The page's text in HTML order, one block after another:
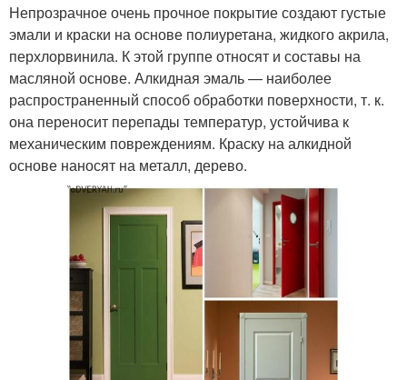
Непрозрачное очень прочное покрытие создают густые
эмали и краски на основе полиуретана, жидкого акрила,
перхлорвинила. К этой группе относят и составы на
масляной основе. Алкидная эмаль — наиболее
распространенный способ обработки поверхности, т. к.
она переносит перепады температур, устойчива к
механическим повреждениям. Краску на алкидной
основе наносят на металл, дерево.